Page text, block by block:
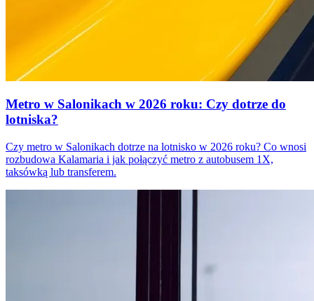
Metro w Salonikach w 2026 roku: Czy dotrze do
lotniska?
Czy metro w Salonikach dotrze na lotnisko w 2026 roku? Co wnosi
rozbudowa Kalamaria i jak połączyć metro z autobusem 1X,
taksówką lub transferem.